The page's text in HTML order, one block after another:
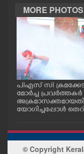
PHOTOS
LIFESTYLE
SPIRITUAL
INFO+
ART
MORE PHOTOS
പിഎസ് സി
മോർച്ച പ്രവർത്തകർ
യോഗിച്ചപ്പോൾ
© Copyright